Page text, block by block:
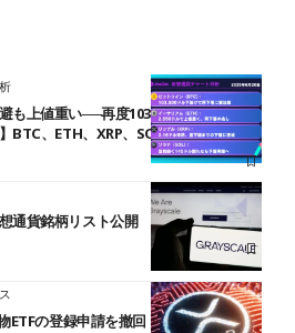
も上値重い──再度103,500ドル試す展開
BTC、ETH、XRP、SOL
通貨銘柄リスト公開
ETFの登録申請を撤回